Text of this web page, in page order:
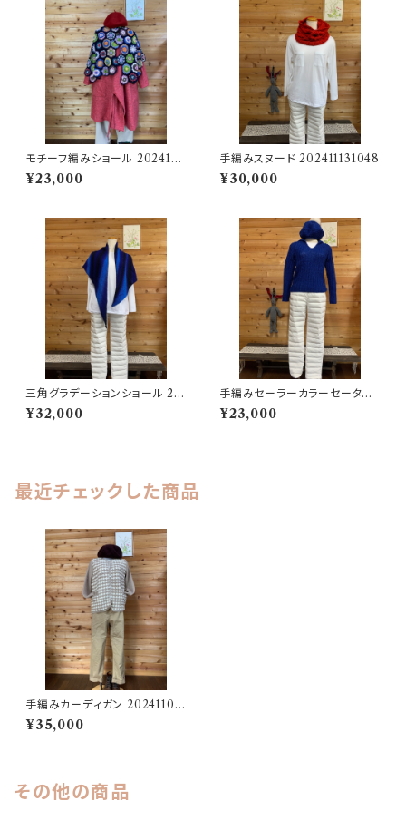
モチーフ編みショール 2024111
11302
¥23,000
手編みスヌード 202411131048
¥30,000
三角グラデーションショール 20
2411151327
¥32,000
手編みセーラーカラーセーター
202411121351
¥23,000
最近チェックした商品
手編みカーディガン 20241102
1101
¥35,000
その他の商品